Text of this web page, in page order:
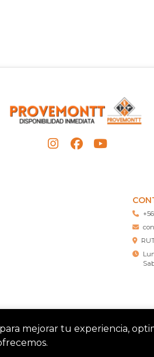
mejorar tu experiencia,